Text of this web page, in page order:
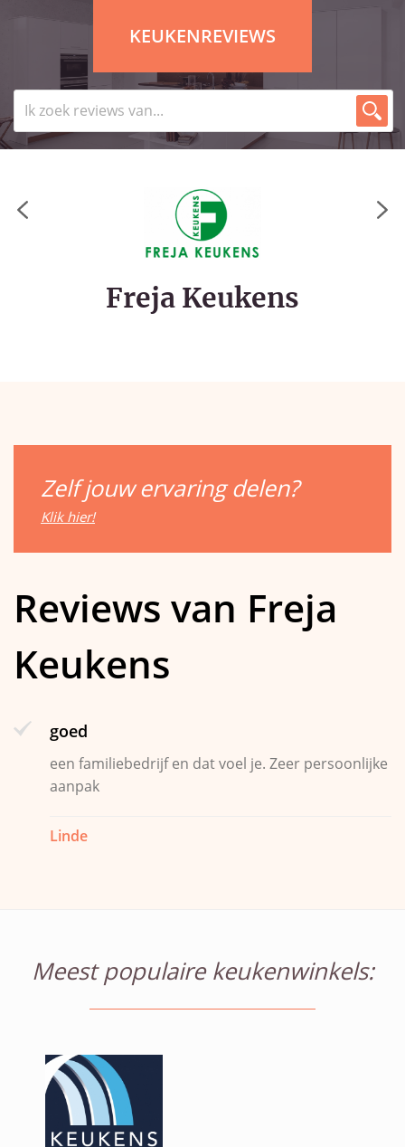
KEUKENREVIEWS
Freja Keukens
Zelf jouw ervaring delen?
Klik hier!
Reviews van Freja
Keukens
goed
een familiebedrijf en dat voel je. Zeer persoonlijke
aanpak
Linde
Meest populaire keukenwinkels: